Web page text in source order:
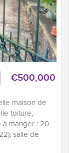
€500,000
maison de
toiture,
à manger : 20
salle de